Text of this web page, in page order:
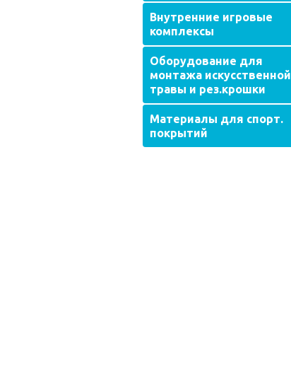
Внутренние игровые
комплексы
Оборудование для
монтажа искусственной
травы и рез.крошки
Материалы для спорт.
покрытий